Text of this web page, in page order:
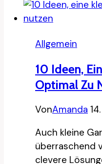
Allgemein
10 Ideen,
Optimal Zu
VonAmanda
Auch kleine
überraschend
clevere